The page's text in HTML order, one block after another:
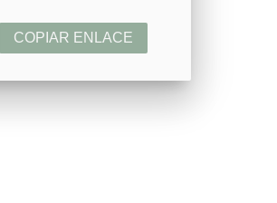
COPIAR ENLACE